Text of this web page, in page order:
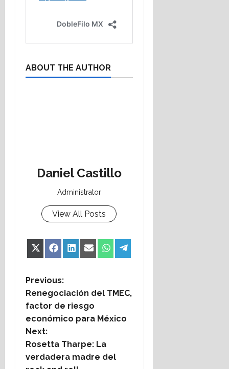
ABOUT THE AUTHOR
Daniel Castillo
Administrator
View All Posts
Share
X
Share
Facebook
Share
LinkedIn
Share
EmailShare
WhatsApp
Share
Telegram
P
o
s
t
Previous:
Renegociación del TMEC,
factor de riesgo
económico para México
Next:
Rosetta Tharpe: La
verdadera madre del